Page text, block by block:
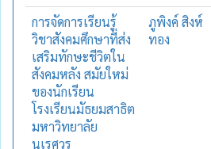
การจัดการเรียนรู้
วิชาสังคมศึกษาที่ส่ง
เสริมทักษะชีวิตใน
สังคมหลัง สมัยใหม่
ของนักเรียน
โรงเรียนมัธยมสาธิต
มหาวิทยาลัย
นเรศวร
ภูพิงค์ สิงห์
ทอง